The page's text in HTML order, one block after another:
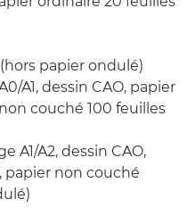
papier ondulé)
A1, dessin CAO, papier
couché 100 feuilles
A1/A2, dessin CAO,
papier non couché